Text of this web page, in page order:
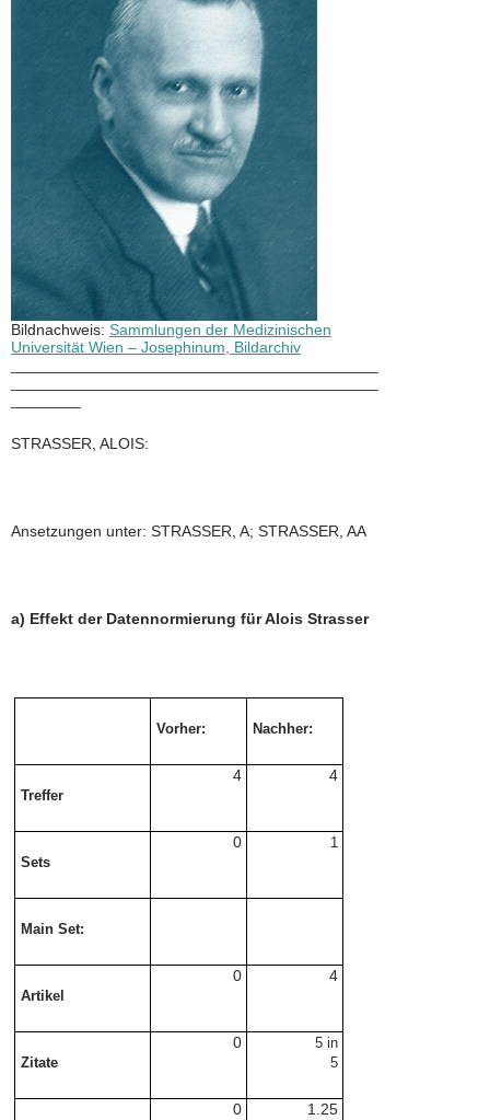
Bildnachweis: Sammlungen der Medizinischen
Universität Wien – Josephinum, Bildarchiv
STRASSER, ALOIS:
Ansetzungen unter: STRASSER, A; STRASSER, AA
a) Effekt der Datennormierung für Alois Strasser
Vorher: Nachher:
Treffer
4 4
Sets
0 1
Main Set:
Artikel
0 4
Zitate
0
5 in
5
0 1.25